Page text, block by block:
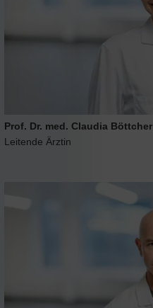
Prof. Dr. med. Claudia Böttcher
Leitende Ärztin